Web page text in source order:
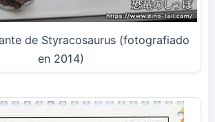
de Styracosaurus (fotografiado
en 2014)